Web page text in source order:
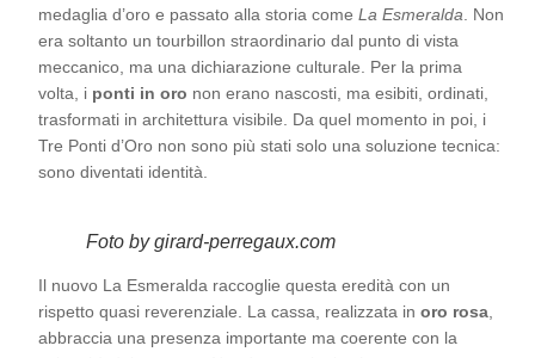
medaglia d’oro e passato alla storia come La Esmeralda. Non
era soltanto un tourbillon straordinario dal punto di vista
meccanico, ma una dichiarazione culturale. Per la prima
volta, i ponti in oro non erano nascosti, ma esibiti, ordinati,
trasformati in architettura visibile. Da quel momento in poi, i
Tre Ponti d’Oro non sono più stati solo una soluzione tecnica:
sono diventati identità.
Foto by girard-perregaux.com
Il nuovo La Esmeralda raccoglie questa eredità con un
rispetto quasi reverenziale. La cassa, realizzata in oro rosa
abbraccia una presenza importante ma coerente con la